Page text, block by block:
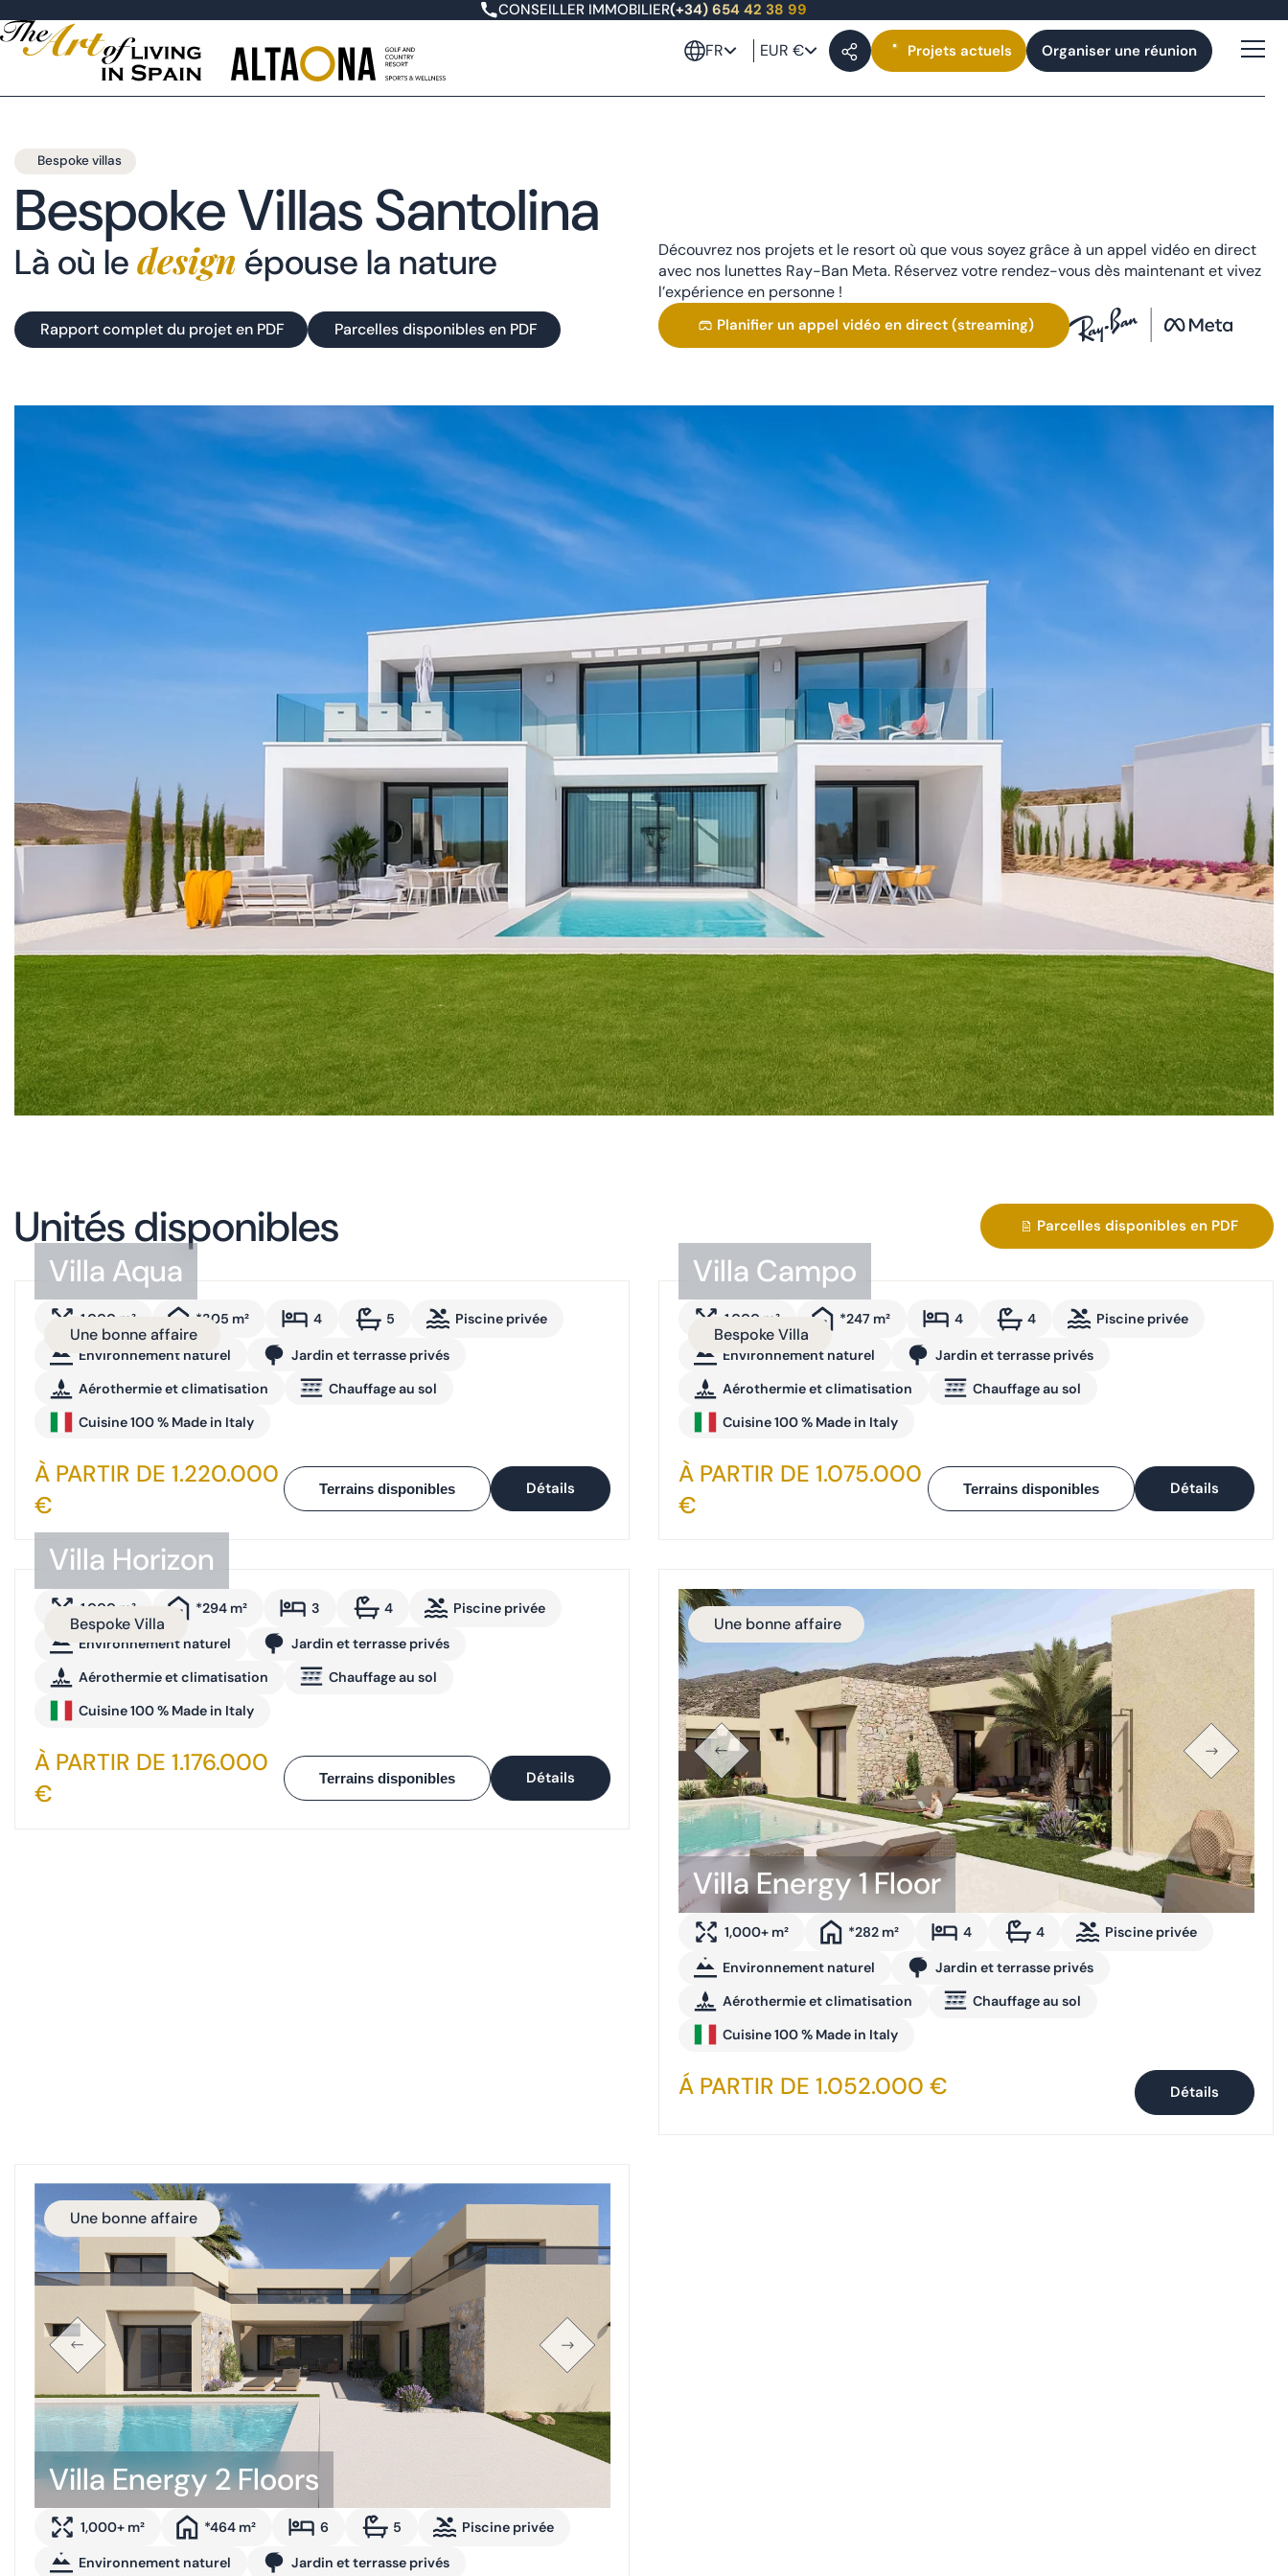
CONSEILLER IMMOBILIER(+34) 654 42 38 99
FR EUR € Projets actuels Organiser une réunion
Las Vistas Altaona
Villas Fairway
Villas Santolina
Montevida, Murcie (terminé)
Las Vistas Yecla
Trouvez votre villa
Propriétés clés en main
Bespoke villas
Bespoke Villas Santolina
Là où ledesign épouse la nature
Rapport complet du projet en PDF Parcelles disponibles en PDF
Découvrez nos projets et le resort où que vous soyez grâce à un appel vidéo en direct
avec nos lunettes Ray-Ban Meta. Réservez votre rendez-vous dès maintenant et vivez
l’expérience en personne !
Planifier un appel vidéo en direct (streaming)
Unités disponibles Parcelles disponibles en PDF
Une bonne affaire
Villa Aqua
1.000 m² *305 m² 4 5 Piscine privée
Environnement naturel
Jardin et terrasse privés
Aérothermie et climatisation
Chauffage au sol
Cuisine 100 % Made in Italy
À PARTIR DE 1.220.000
€
Terrains disponibles Détails
Bespoke Villa
Villa Campo
1.000 m² *247 m² 4 4 Piscine privée
Environnement naturel
Jardin et terrasse privés
Aérothermie et climatisation
Chauffage au sol
Cuisine 100 % Made in Italy
À PARTIR DE 1.075.000
€
Terrains disponibles Détails
Bespoke Villa
Villa Horizon
1.000 m² *294 m² 3 4 Piscine privée
Environnement naturel
Jardin et terrasse privés
Aérothermie et climatisation
Chauffage au sol
Cuisine 100 % Made in Italy
À PARTIR DE 1.176.000
€
Terrains disponibles Détails
Une bonne affaire
Villa Energy 1 Floor
1,000+ m² *282 m² 4 4 Piscine privée
Environnement naturel
Jardin et terrasse privés
Aérothermie et climatisation
Chauffage au sol
Cuisine 100 % Made in Italy
Á PARTIR DE 1.052.000 € Détails
Une bonne affaire
Villa Energy 2 Floors
1,000+ m² *464 m² 6 5 Piscine privée
Environnement naturel Jardin et terrasse privés